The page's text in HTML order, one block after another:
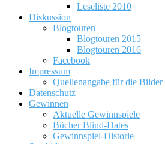
Leseliste 2010
Diskussion
Blogtouren
Blogtouren 2015
Blogtouren 2016
Facebook
Impressum
Quellenangabe für die Bilder
Datenschutz
Gewinnen
Aktuelle Gewinnspiele
Bücher Blind-Dates
Gewinnspiel-Historie